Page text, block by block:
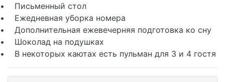
• Письменный стол
• Ежедневная уборка номера
• Дополнительная ежевечерняя подготовка ко сну
• Шоколад на подушках
• В некоторых каютах есть пульман для 3 и 4 гостя